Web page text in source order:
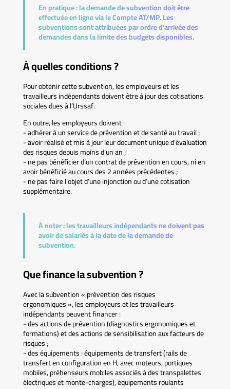
En pratique :la demande de subvention doit être
effectuée en ligne via le Compte AT/MP. Les
subventions sont attribuées par ordre d’arrivée des
demandes dans la limite des budgets disponibles.
À quelles conditions ?
Pour obtenir cette subvention, les employeurs et les
travailleurs indépendants doivent être à jour des cotisations
sociales dues à l’Urssaf.
En outre, les employeurs doivent :
- adhérer à un service de prévention et de santé au travail ;
- avoir réalisé et mis à jour leur document unique d’évaluation
des risques depuis moins d’un an ;
- ne pas bénéficier d’un contrat de prévention en cours, ni en
avoir bénéficié au cours des 2 années précédentes ;
- ne pas faire l’objet d’une injonction ou d’une cotisation
supplémentaire.
À noter :les travailleurs indépendants ne doivent pas
avoir de salariés à la date de la demande de
subvention.
Que finance la subvention ?
Avec la subvention « prévention des risques
ergonomiques », les employeurs et les travailleurs
indépendants peuvent financer :
- des actions de prévention (diagnostics ergonomiques et
formations) et des actions de sensibilisation aux facteurs de
risques ;
- des équipements : équipements de transfert (rails de
transfert en configuration en H, avec moteurs, portiques
mobiles, préhenseurs mobiles associés à des transpalettes
électriques et monte-charges), équipements roulants